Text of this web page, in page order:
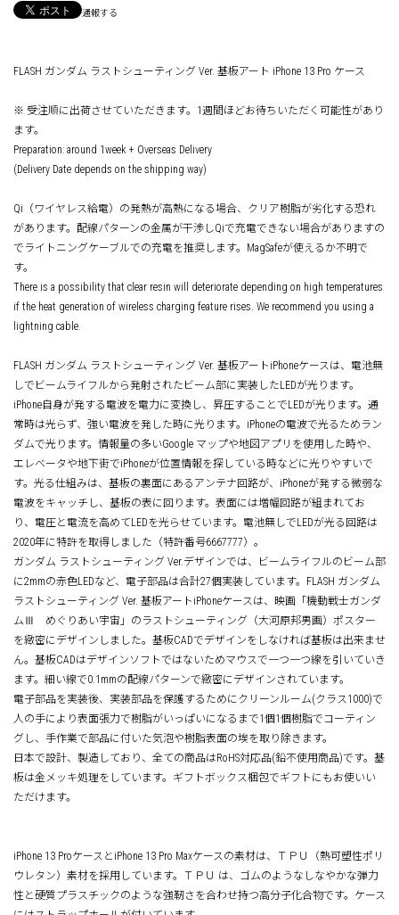
通報する
FLASH ガンダム ラストシューティング Ver. 基板アート iPhone 13 Pro ケース
※ 受注順に出荷させていただきます。1週間ほどお待ちいただく可能性があり
ます。
Preparation: around 1week + Overseas Delivery
(Delivery Date depends on the shipping way)
Qi（ワイヤレス給電）の発熱が高熱になる場合、クリア樹脂が劣化する恐れ
があります。配線パターンの金属が干渉しQiで充電できない場合がありますの
でライトニングケーブルでの充電を推奨します。MagSafeが使えるか不明で
す。
There is a possibility that clear resin will deteriorate depending on high temperatures
if the heat generation of wireless charging feature rises. We recommend you using a
lightning cable.
FLASH ガンダム ラストシューティング Ver. 基板アートiPhoneケースは、電池無
しでビームライフルから発射されたビーム部に実装したLEDが光ります。
iPhone自身が発する電波を電力に変換し、昇圧することでLEDが光ります。通
常時は光らず、強い電波を発した時に光ります。iPhoneの電波で光るためラン
ダムで光ります。情報量の多いGoogle マップや地図アプリを使用した時や、
エレベータや地下街でiPhoneが位置情報を探している時などに光りやすいで
す。光る仕組みは、基板の裏面にあるアンテナ回路が、iPhoneが発する微弱な
電波をキャッチし、基板の表に回ります。表面には増幅回路が組まれてお
り、電圧と電流を高めてLEDを光らせています。電池無しでLEDが光る回路は
2020年に特許を取得しました（特許番号6667777）。
ガンダム ラストシューティング Ver.デザインでは、ビームライフルのビーム部
に2mmの赤色LEDなど、電子部品は合計27個実装しています。FLASH ガンダム
ラストシューティング Ver. 基板アートiPhoneケースは、映画「機動戦士ガンダ
ムⅢ めぐりあい宇宙」のラストシューティング（大河原邦男画）ポスター
を緻密にデザインしました。基板CADでデザインをしなければ基板は出来ませ
ん。基板CADはデザインソフトではないためマウスで一つ一つ線を引いていき
ます。細い線で0.1mmの配線パターンで緻密にデザインされています。
電子部品を実装後、実装部品を保護するためにクリーンルーム(クラス1000)で
人の手により表面張力で樹脂がいっぱいになるまで1個1個樹脂でコーティン
グし、手作業で部品に付いた気泡や樹脂表面の埃を取り除きます。
日本で設計、製造しており、全ての商品はRoHS対応品(鉛不使用商品)です。基
板は金メッキ処理をしています。ギフトボックス梱包でギフトにもお使いい
ただけます。
iPhone 13 ProケースとiPhone 13 Pro Maxケースの素材は、ＴＰＵ（熱可塑性ポリ
ウレタン）素材を採用しています。ＴＰＵ は、ゴムのようなしなやかな弾力
性と硬質プラスチックのような強靭さを合わせ持つ高分子化合物です。ケース